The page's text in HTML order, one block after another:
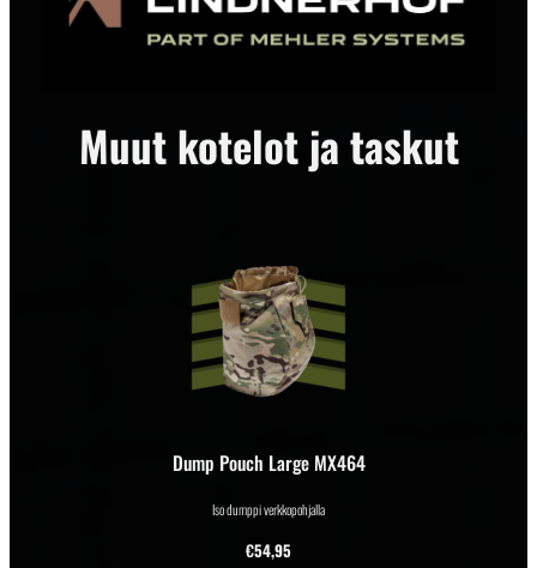
Muut kotelot ja taskut
Dump Pouch Large MX464
Iso dumppi verkkopohjalla
€54,95